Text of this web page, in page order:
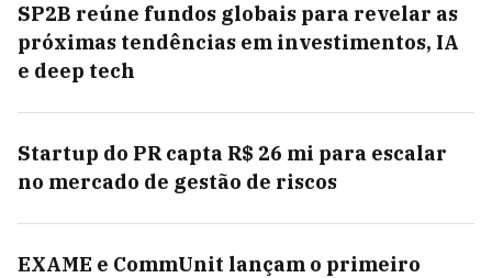
SP2B reúne fundos globais para revelar as
próximas tendências em investimentos, IA
e deep tech
Startup do PR capta R$ 26 mi para escalar
no mercado de gestão de riscos
EXAME e CommUnit lançam o primeiro